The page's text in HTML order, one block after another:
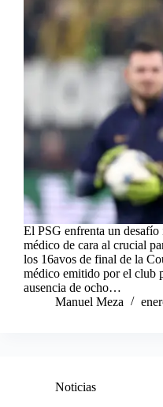
El PSG enfrenta un
médico de cara al crucial
los 16avos de final de la
médico emitido por el club
ausencia de ocho…
Manuel Meza
Noticias